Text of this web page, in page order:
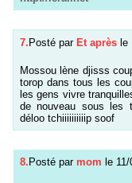
7.Posté par Et après le
Mossou lène djisss
torop dans tous les
les gens vivre
de nouveau sous les
déloo tchiiiiiiiiiip soof
8. Posté par mom le